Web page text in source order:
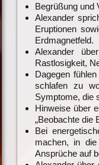
Begrüßung und
Alexander
Eruptionen
Erdmagnetfeld.
Alexander
Rastlosigkeit,
Dagegen
schlafen zu
Symptome, die
Hinweise über
„Beobachte die
Bei
machen, in
Ansprüche auf